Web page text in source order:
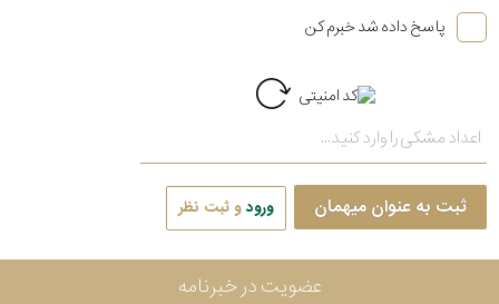
پاسخ داده شد خبرم کن
ثبت به عنوان میهمان ورودو ثبت نظر
عضویت در خبرنامه